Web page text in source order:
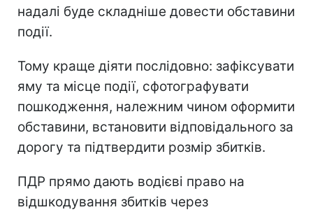
надалі буде складніше довести обставини
події.
Тому краще діяти послідовно: зафіксувати
яму та місце події, сфотографувати
пошкодження, належним чином оформити
обставини, встановити відповідального за
дорогу та підтвердити розмір збитків.
ПДР прямо дають водієві право на
відшкодування збитків через